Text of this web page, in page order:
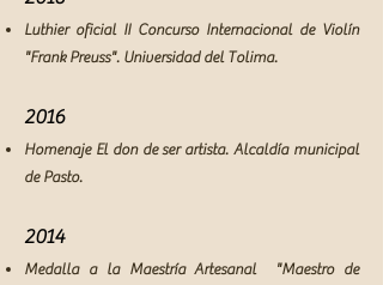
Luthier oficial II Concurso Internacional de Violín
"Frank Preuss". Universidad del Tolima.
2016
Homenaje El don de ser artista. Alcaldía municipal
de Pasto.
2014
Medalla a la Maestría Artesanal "Maestro de